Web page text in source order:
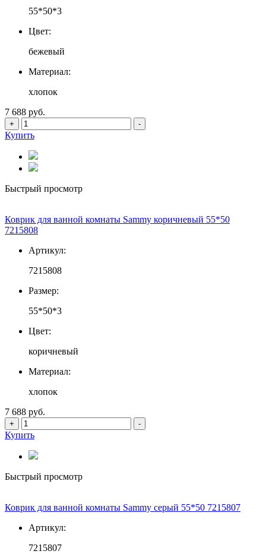
55*50*3
Цвет:
бежевый
Материал:
хлопок
7 688 руб.
+ -
Купить
Быстрый просмотр
Коврик для ванной комнаты Sammy коричневый 55*50
7215808
Артикул:
7215808
Размер:
55*50*3
Цвет:
коричневый
Материал:
хлопок
7 688 руб.
+ -
Купить
Быстрый просмотр
Коврик для ванной комнаты Sammy серый 55*50 7215807
Артикул:
7215807